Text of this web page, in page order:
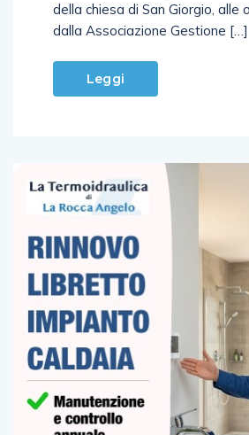
dalla Associazione Gestione […]
Leggi